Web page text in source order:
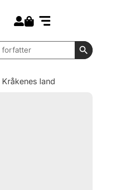
Search
Kråkenes land